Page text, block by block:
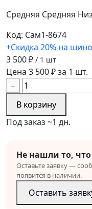
Средняя Средняя
Код: Сам1-8674
+Скидка 20% на
3 500 ₽ / 1 шт
Цена 3 500 ₽ за 1 шт.
−
В корзину
Под заказ ~1 дн.
Не нашли то,
Оставьте заявку —
появится в наличии.
Оставить